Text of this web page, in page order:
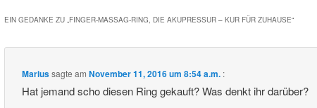
EIN GEDANKE ZU „ FINGER-MASSAG-RING, DIE AKUPRESSUR – KUR FÜR ZUHAUSE“
Mariussagte amNovember 11, 2016 um 8:54 a.m. :
Hat jemand scho diesen Ring gekauft? Was denkt ihr darüber?